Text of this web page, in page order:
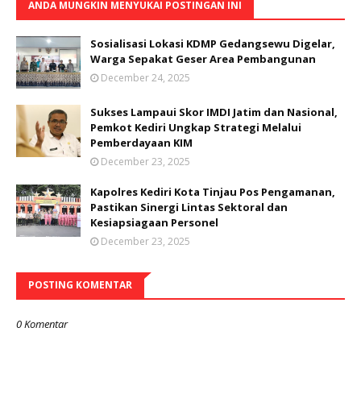
ANDA MUNGKIN MENYUKAI POSTINGAN INI
Sosialisasi Lokasi KDMP Gedangsewu Digelar,
Warga Sepakat Geser Area Pembangunan
December 24, 2025
Sukses Lampaui Skor IMDI Jatim dan Nasional,
Pemkot Kediri Ungkap Strategi Melalui
Pemberdayaan KIM
December 23, 2025
Kapolres Kediri Kota Tinjau Pos Pengamanan,
Pastikan Sinergi Lintas Sektoral dan
Kesiapsiagaan Personel
December 23, 2025
POSTING KOMENTAR
0 Komentar